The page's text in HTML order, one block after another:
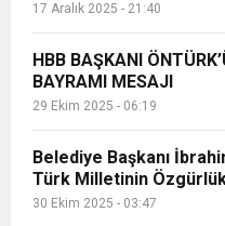
17 Aralık 2025 - 21:40
HBB BAŞKANI
BAYRAMI MESAJI
29 Ekim 2025 - 06:19
Belediye Başkanı
Türk Milletinin
30 Ekim 2025 - 03:47